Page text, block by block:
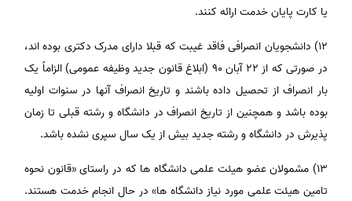
یا کارت پایان خدمت ارائه کنند.
١٢) دانشجویان انصرافی فاقد غیبت که قبلا دارای مدرک دکتری بوده اند،
در صورتی که از ۲۲ آبان ۹۰ (ابلاغ قانون جدید وظیفه عمومی) الزاماً یک
بار انصراف از تحصیل داده باشند و تاریخ انصراف آنها در سنوات اولیه
بوده باشد و همچنین از تاریخ انصراف در دانشگاه و رشته قبلی تا زمان
پذیرش در دانشگاه و رشته جدید بیش از یک سال سپری نشده باشد.
١٣) مشمولان عضو هیئت علمی دانشگاه ها که در راستای «قانون نحوه
تامین هیئت علمی مورد نیاز دانشگاه ها» در حال انجام خدمت هستند.